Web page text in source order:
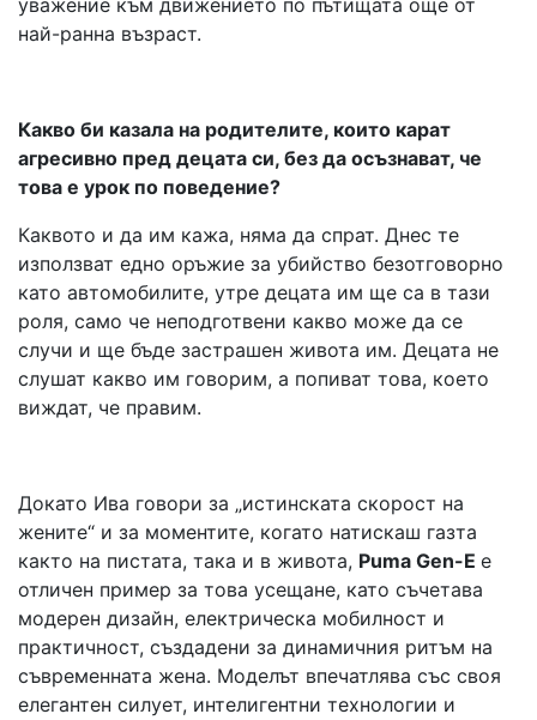
уважение към движението по пътищата още от
най-ранна възраст.
Какво би казала на родителите, които карат
агресивно пред децата си, без да осъзнават, че
това е урок по поведение?
Каквото и да им кажа, няма да спрат. Днес те
използват едно оръжие за убийство безотговорно
като автомобилите, утре децата им ще са в тази
роля, само че неподготвени какво може да се
случи и ще бъде застрашен живота им. Децата не
слушат какво им говорим, а попиват това, което
виждат, че правим.
Докато Ива говори за „истинската скорост на
жените“ и за моментите, когато натискаш газта
както на пистата, така и в живота, Puma Gen-E е
отличен пример за това усещане, като съчетава
модерен дизайн, електрическа мобилност и
практичност, създадени за динамичния ритъм на
съвременната жена. Моделът впечатлява със своя
елегантен силует, интелигентни технологии и